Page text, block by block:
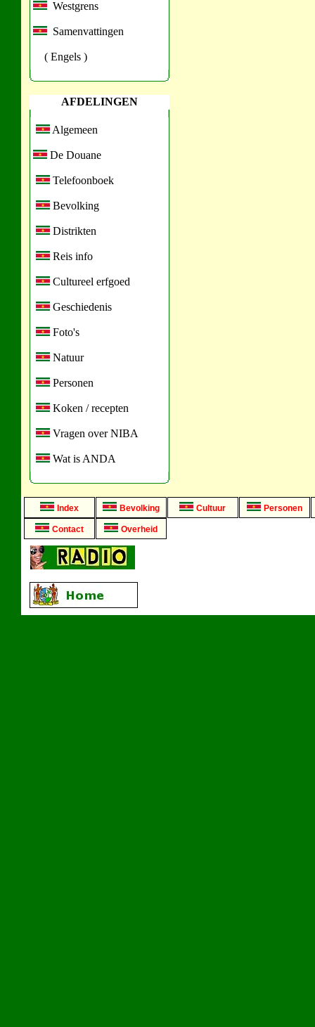
Westgrens
Samenvattingen
( Engels )
AFDELINGEN
Algemeen
De Douane
Telefoonboek
Bevolking
Distrikten
Reis info
Cultureel erfgoed
Geschiedenis
Foto's
Natuur
Personen
Koken / recepten
Vragen over NIBA
Wat is ANDA
Index Bevolking Cultuur Personen
Contact Overheid